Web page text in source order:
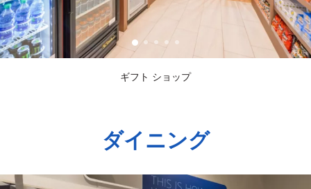
ギフト ショップ
ダイニング